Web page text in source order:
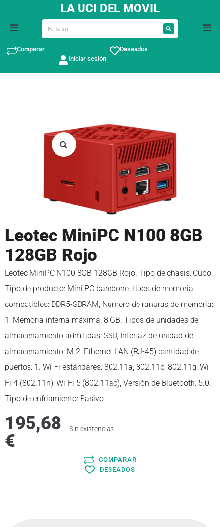
LA UCI DEL MOVIL
Comparar
Deseados
Iniciar sesión
Leotec MiniPC N100 8GB
128GB Rojo
Leotec MiniPC N100 8GB 128GB Rojo. Tipo de chasis: Cubo,
Tipo de producto: Mini PC barebone. tipos de memoria
compatibles: DDR5-SDRAM, Número de ranuras de memoria:
1, Memoria interna máxima: 8 GB. Tipos de unidades de
almacenamiento admitidas: SSD, Interfaz de unidad de
almacenamiento: M.2. Ethernet LAN (RJ-45) cantidad de
puertos: 1. Wi-Fi estándares: 802.11a, 802.11b, 802.11g, Wi-
Fi 4 (802.11n), Wi-Fi 5 (802.11ac), Versión de Bluetooth: 5.0.
Tipo de enfriamiento: Pasivo
195,68
€
Sin existencias
COMPARAR
DESEADOS